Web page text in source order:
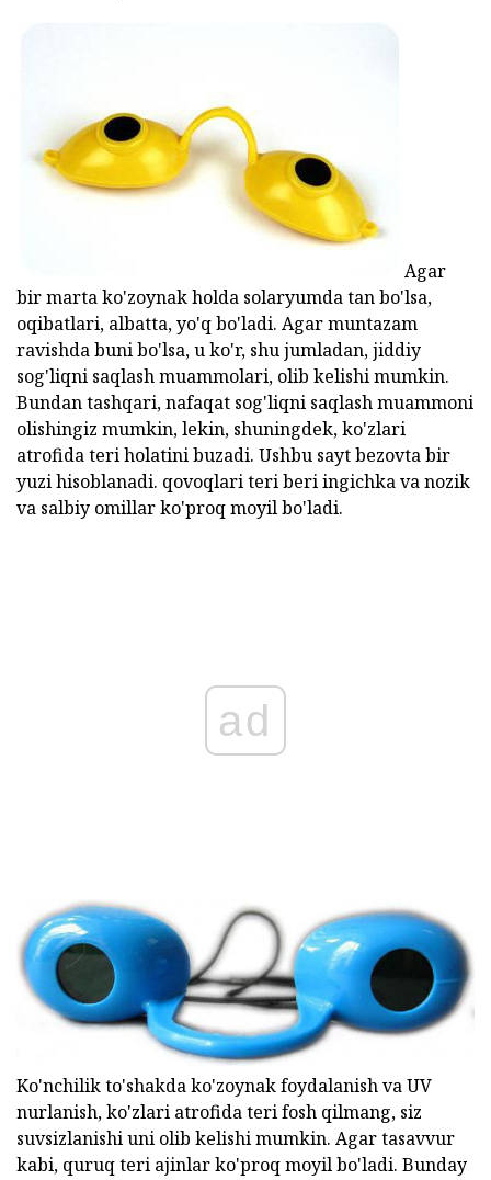
Agar
bir marta ko'zoynak holda solaryumda tan bo'lsa,
oqibatlari, albatta, yo'q bo'ladi. Agar muntazam
ravishda buni bo'lsa, u ko'r, shu jumladan, jiddiy
sog'liqni saqlash muammolari, olib kelishi mumkin.
Bundan tashqari, nafaqat sog'liqni saqlash muammoni
olishingiz mumkin, lekin, shuningdek, ko'zlari
atrofida teri holatini buzadi. Ushbu sayt bezovta bir
yuzi hisoblanadi. qovoqlari teri beri ingichka va nozik
va salbiy omillar ko'proq moyil bo'ladi.
ad
Ko'nchilik to'shakda ko'zoynak foydalanish va UV
nurlanish, ko'zlari atrofida teri fosh qilmang, siz
suvsizlanishi uni olib kelishi mumkin. Agar tasavvur
kabi, quruq teri ajinlar ko'proq moyil bo'ladi. Bunday